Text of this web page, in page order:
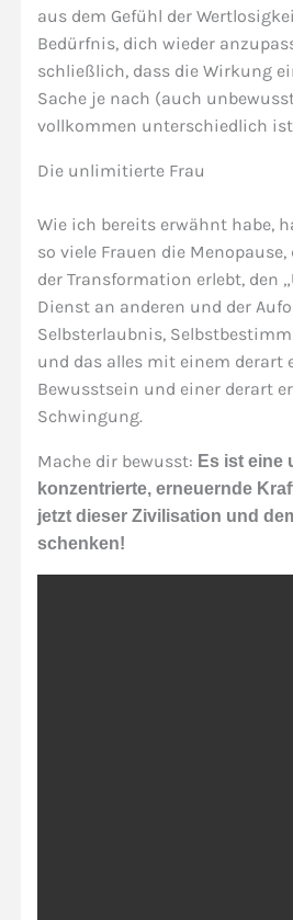
aus dem Gefühl der
Bedürfnis, dich wieder
schließlich, dass die Wirkung
Sache je nach (auch
vollkommen unterschiedlich
Die unlimitierte Frau
Wie ich bereits erwähnt habe,
so viele Frauen die Menopause,
der Transformation erlebt, den
Dienst an anderen und der
Selbsterlaubnis,
und das alles mit einem derart
Bewusstsein und einer derart
Schwingung.
Mache dir bewusst: Es ist eine
konzentrierte, erneuernde
jetzt dieser Zivilisation und
schenken!